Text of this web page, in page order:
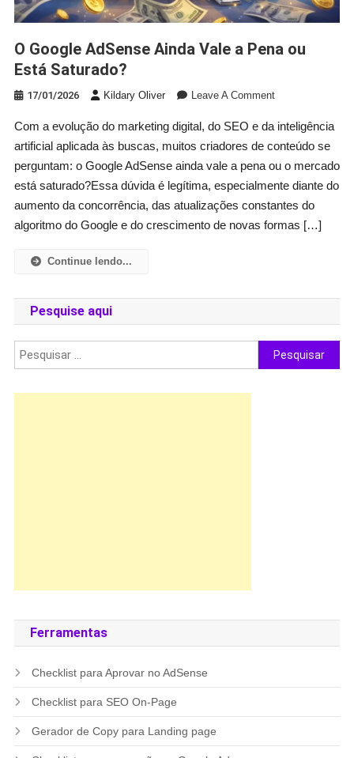
O Google AdSense Ainda Vale a Pena ou
Está Saturado?
17/01/2026 Kildary Oliver Leave A CommentOn
Google
AdSense
Ainda
Vale
Ou
Com a evolução do marketing digital, do SEO e da inteligência
artificial aplicada às buscas, muitos criadores de conteúdo se
perguntam: o Google AdSense ainda vale a pena ou o mercado
está saturado?Essa dúvida é legítima, especialmente diante do
aumento da concorrência, das atualizações constantes do
algoritmo do Google e do crescimento de novas formas […]
Continue lendo...
Pesquise aqui
Pesquisar
por:
Ferramentas
Checklist para Aprovar no AdSense
Checklist para SEO On-Page
Gerador de Copy para Landing page